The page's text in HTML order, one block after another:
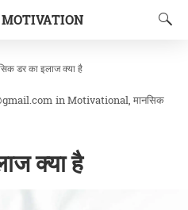
MOTIVATION
डर का इलाज क्या है
inMotivational मानसिक
क्या है